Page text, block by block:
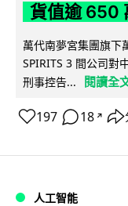
貨值逾 650
萬代南夢宮集團旗下
SPIRITS 3 間公司對
刑事控告...
閱讀全
197 18 ↗
人工智能